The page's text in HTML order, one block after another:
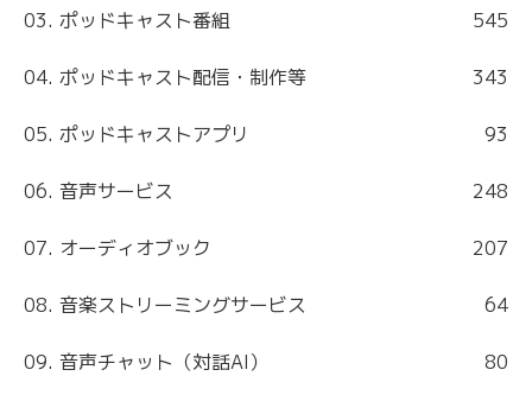
03. ポッドキャスト番組 545
04. ポッドキャスト配信・制作等 343
05. ポッドキャストアプリ 93
06. 音声サービス 248
07. オーディオブック 207
08. 音楽ストリーミングサービス 64
09. 音声チャット（対話AI） 80